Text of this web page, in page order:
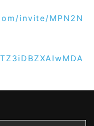
invite/MPN2N